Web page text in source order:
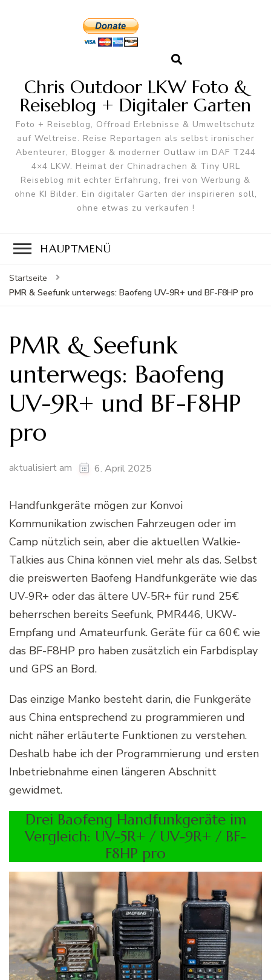
Chris Outdoor LKW Foto &
Reiseblog + Digitaler Garten
Foto + Reiseblog, Offroad Erlebnisse & Umweltschutz
auf Weltreise. Reise Reportagen als selbst ironischer
Abenteurer, Blogger & moderner Outlaw im DAF T244
4×4 LKW. Heimat der Chinadrachen & Tiny URL
Reiseblog mit echter Erfahrung, frei von Werbung &
ohne KI Bilder. Ein digitaler Garten der inspirieren soll,
ohne etwas zu verkaufen !
HAUPTMENÜ
Startseite
PMR & Seefunk unterwegs: Baofeng UV-9R+ und BF-F8HP pro
PMR & Seefunk
unterwegs: Baofeng
UV-9R+ und BF-F8HP
pro
aktualisiert am 6. April 2025
Handfunkgeräte mögen zur Konvoi
Kommunikation zwischen Fahrzeugen oder im
Camp nützlich sein, aber die aktuellen Walkie-
Talkies aus China können viel mehr als das. Selbst
die preiswerten Baofeng Handfunkgeräte wie das
UV-9R+ oder das ältere UV-5R+ für rund 25€
beherrschen bereits Seefunk, PMR446, UKW-
Empfang und Amateurfunk. Geräte für ca 60€ wie
das BF-F8HP pro haben zusätzlich ein Farbdisplay
und GPS an Bord.
Das einzige Manko besteht darin, die Funkgeräte
aus China entsprechend zu programmieren und
nicht näher erläuterte Funktionen zu verstehen.
Deshalb habe ich der Programmierung und ersten
Inbetriebnahme einen längeren Abschnitt
gewidmet.
Drei Baofeng Handfunkgeräte im
Vergleich: UV-5R+ / UV-9R+ / BF-
F8HP pro